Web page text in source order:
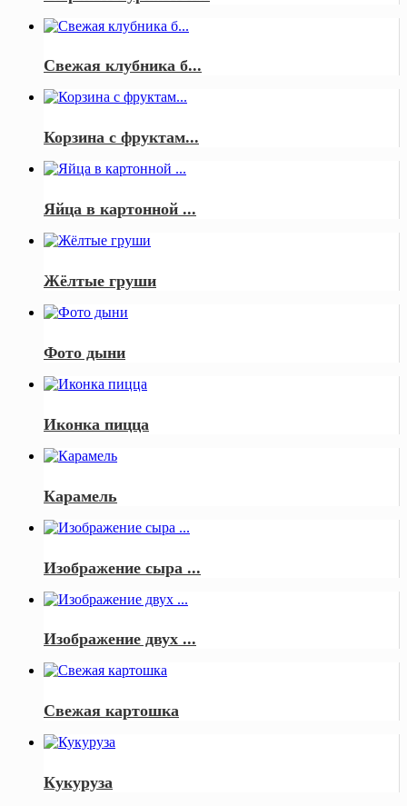
Свежая клубника б...
Корзина с фруктам...
Яйца в картонной ...
Жёлтые груши
Фото дыни
Иконка пицца
Карамель
Изображение сыра ...
Изображение двух ...
Свежая картошка
Кукуруза